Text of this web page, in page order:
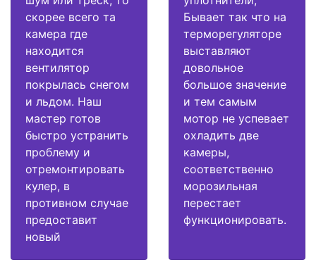
скорее всего та
камера где
находится
вентилятор
покрылась снегом
и льдом. Наш
мастер готов
быстро устранить
проблему и
отремонтировать
кулер, в
противном случае
предоставит
новый
Бывает так что на
терморегуляторе
выставляют
довольное
большое значение
и тем самым
мотор не успевает
охладить две
камеры,
соответственно
морозильная
перестает
функционировать.